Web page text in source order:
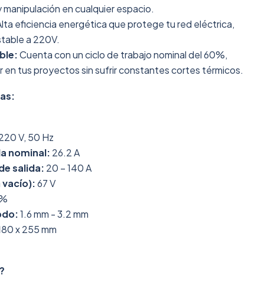
en cualquier espacio.
eficiencia energética que protege tu red eléctrica,
a 220V.
Cuenta con un ciclo de trabajo nominal del 60%,
en tus proyectos sin sufrir constantes cortes térmicos.
V, 50 Hz
nominal: 26.2 A
salida: 20 – 140 A
vacío):67 V
1.6 mm - 3.2 mm
x 255 mm